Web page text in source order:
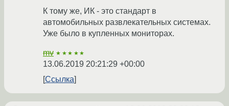
К тому же, ИК - это стандарт в
автомобильных развлекательных системах.
Уже было в купленных мониторах.
mv ★★★★★
13.06.2019 20:21:29 +00:00
Ссылка